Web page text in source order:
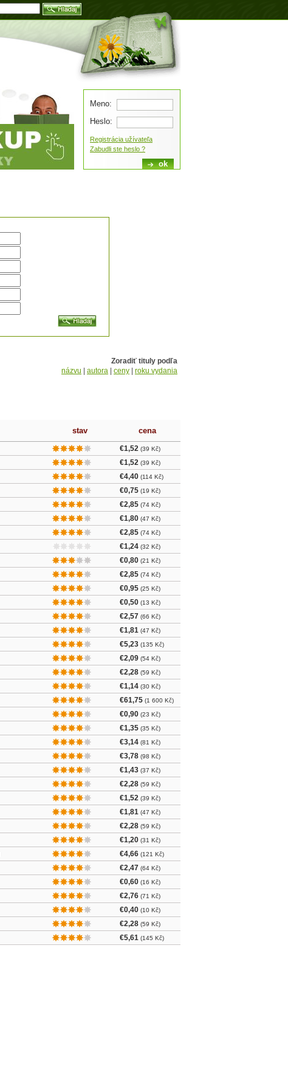
Zoradiť tituly podľa
názvu
autora ceny roku vydania
stav cena
€1,52 (39 Kč)
€1,52 (39 Kč)
€4,40 (114 Kč)
€0,75 (19 Kč)
€2,85 (74 Kč)
€1,80 (47 Kč)
€2,85 (74 Kč)
€1,24 (32 Kč)
€0,80 (21 Kč)
€2,85 (74 Kč)
€0,95 (25 Kč)
€0,50 (13 Kč)
€2,57 (66 Kč)
€1,81 (47 Kč)
€5,23 (135 Kč)
€2,09 (54 Kč)
€2,28 (59 Kč)
€1,14 (30 Kč)
€61,75 (1 600 Kč)
€0,90 (23 Kč)
€1,35 (35 Kč)
€3,14 (81 Kč)
€3,78 (98 Kč)
€1,43 (37 Kč)
€2,28 (59 Kč)
€1,52 (39 Kč)
€1,81 (47 Kč)
€2,28 (59 Kč)
€1,20 (31 Kč)
€4,66 (121 Kč)
€2,47 (64 Kč)
€0,60 (16 Kč)
€2,76 (71 Kč)
€0,40 (10 Kč)
€2,28 (59 Kč)
€5,61 (145 Kč)
Meno:
Heslo:
Registrácia užívateľa
Zabudli ste heslo ?